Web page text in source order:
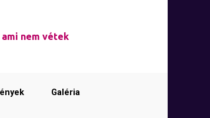
ami nem vétek
Galéria